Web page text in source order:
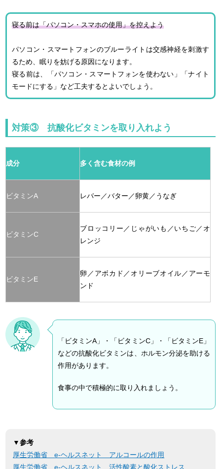
寝る前は「パソコン・スマホの使用」を控えよう
パソコン・スマートフォンのブルーライトは交感神経を刺激す
るため、眠りを妨げる原因になります。
寝る前は、「パソコン・スマートフォンを使わない」「ナイト
モードにする」など工夫するとよいでしょう。
対策③ 抗酸化ビタミンを取り入れよう
成分 多く含む食材の例
ビタミンA レバー／バター／卵黄／うなぎ
ビタミンC
ブロッコリー／じゃがいも／いちご／オ
レンジ
ビタミンE
卵／アボカド／オリーブオイル／アーモ
ンド
「ビタミンA」・「ビタミンC」・「ビタミンE」
などの抗酸化ビタミンは、ホルモン分泌を助ける
作用があります。
食事の中で積極的に取り入れましょう。
▼参考
厚生労働省 e-ヘルスネット アルコールの作用
厚生労働省 e-ヘルスネット 活性酸素と酸化ストレス